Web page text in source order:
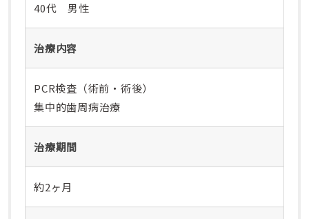
40代 男性
治療内容
PCR検査（術前・術後）
集中的歯周病治療
治療期間
約2ヶ月